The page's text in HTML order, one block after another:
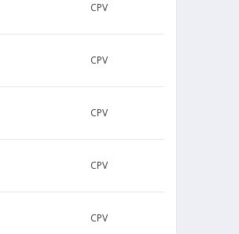
CPV
CPV
CPV
CPV
CPV